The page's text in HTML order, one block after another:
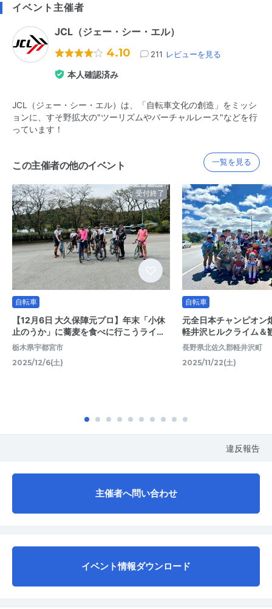
イベント主催者
JCL（ジェー・シー・エル）
4.10 211 レビューを見る
本人確認済み
JCL（ジェー・シー・エル）は、「自転車文化の創造」をミッシ
ョンに、すそ野拡大の"ツーリズムやバーチャルレース"などを行
っています！
この主催者の他のイベント 一覧を見る
受付終了
自転車
【12月6日 大久保陣元プロ】年末「小休
止のうか」に蕎麦を食べに行こうライ…
栃木県宇都宮市
2025/12/6(土)
自転車
元全日本チャンピオン
軽井沢ヒルクライム＆
長野県北佐久郡軽井沢町
2025/11/22(土)
違反報告
主催者へ問い合わせ
イベント情報ダウンロード